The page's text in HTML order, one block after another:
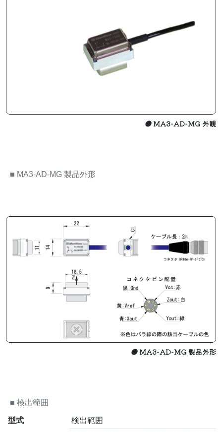
●MA3-AD-MG 外観
■ MA3-AD-MG 製品外形
●MA3-AD-MG 製品外形
■ 検出範囲
型式
検出範囲